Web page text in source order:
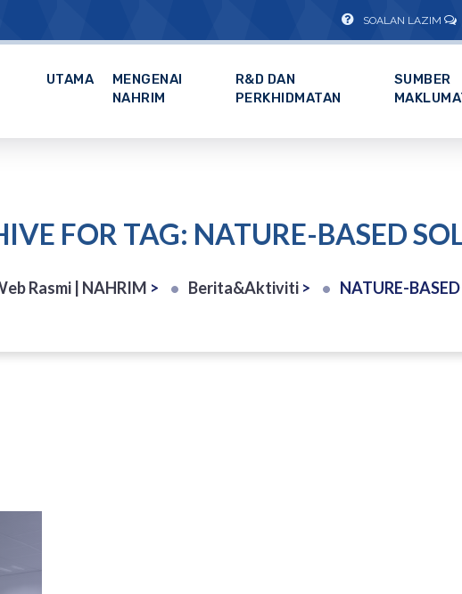
SOALAN LAZIM
UTAMA
MENGENAI
NAHRIM
R&D DAN
PERKHIDMATAN
SUMBER
FOR TAG: NATURE-BASED
Rasmi | NAHRIM > Berita&Aktiviti > NATURE-